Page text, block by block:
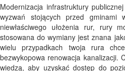
Modernizacja infrastruktury
wyzwań stojących przed gminami
niewłaściwego ułożenia rur, rury
stosowana do wymiany jest znana
wielu przypadkach twoja rura
bezwykopowa renowacja kanalizacji.
wiedzą, aby uzyskać dostęp do